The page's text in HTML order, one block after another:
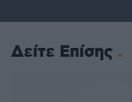
Δείτε Επίσης